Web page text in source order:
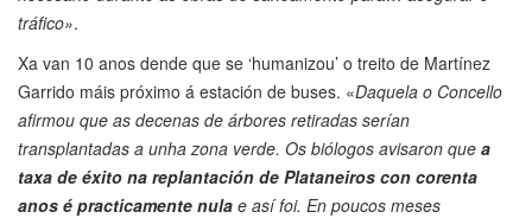
tráfico».
Xa van 10 anos dende que se ‘humanizou’ o treito de Martínez
Garrido máis próximo á estación de buses. «Daquela o Concello
afirmou que as decenas de árbores retiradas serían
transplantadas a unha zona verde. Os biólogos avisaron que a
taxa de éxito na replantación de Plataneiros con corenta
anos é practicamente nula e así foi. En poucos meses